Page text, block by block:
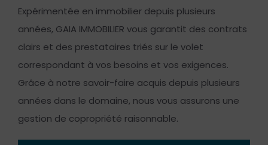
Expérimentée en immobilier depuis plusieurs
années, GAIA IMMOBILIER vous garantit des contrats
clairs et des prestataires triés sur le volet
correspondant à vos besoins et vos exigences.
Grâce à notre savoir-faire acquis depuis plusieurs
années dans le domaine, nous vous assurons une
gestion de copropriété raisonnable.